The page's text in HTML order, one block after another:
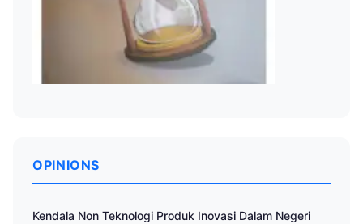
OPINIONS
Kendala Non Teknologi Produk Inovasi Dalam Negeri